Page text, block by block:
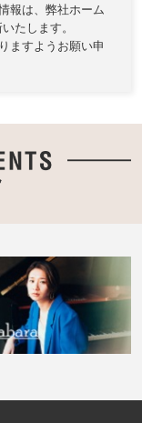
報は、 弊社ホーム
たします。
ますようお願い申